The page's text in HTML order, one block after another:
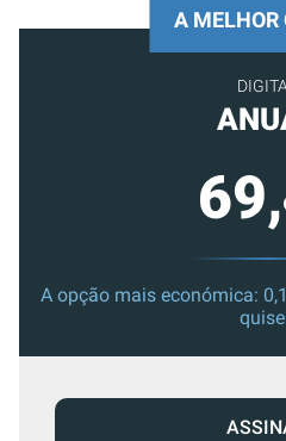
A MELHOR
69,
A opção mais económica: